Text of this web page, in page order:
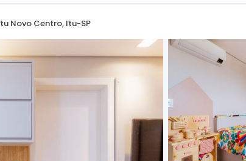
Novo Centro, Itu-SP